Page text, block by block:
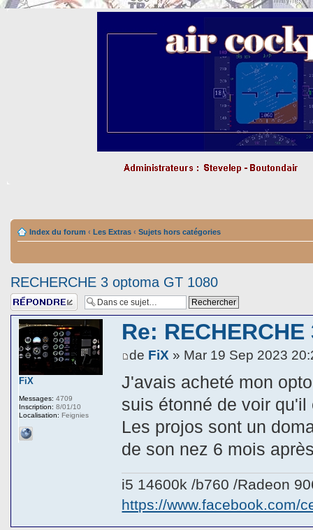
Index du forum ‹ Les Extras ‹ Sujets hors catégories
RECHERCHE 3 optoma GT 1080
Répondre
Re:
de FiX » Mar 19 Sep 2023
J'avais acheté mon
suis étonné de voir
Les projos sont un
de son nez 6 mois
i5 14600k /b760 /Radeon
https://www.facebook.com/
FiX
Messages: 4709
Inscription: 8/01/10
Localisation: Feignies